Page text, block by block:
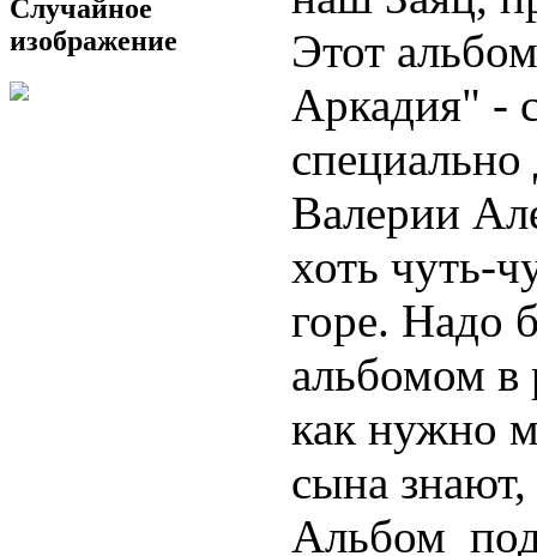
Случайное
изображение
Этот
Аркадия" -
Валерии
хоть чуть-
горе. Надо
альбомом в
как нужно
сына
Альбом